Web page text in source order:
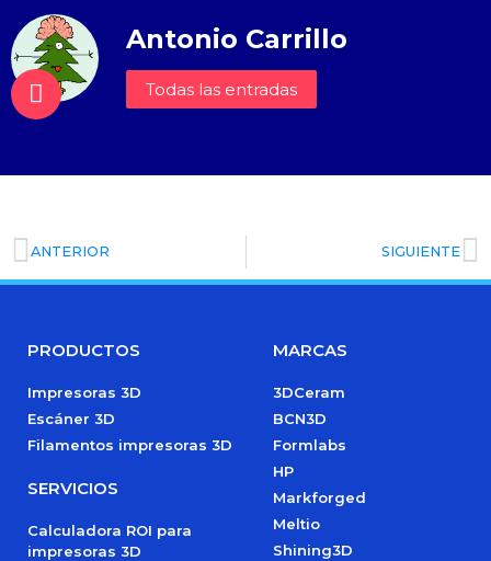
Antonio Carrillo
Todas las entradas
ANTERIOR SIGUIENTE
PRODUCTOS
Impresoras 3D
Escáner 3D
Filamentos impresoras 3D
SERVICIOS
Calculadora ROI para
impresoras 3D
MARCAS
3DCeram
BCN3D
Formlabs
HP
Markforged
Meltio
Shining3D